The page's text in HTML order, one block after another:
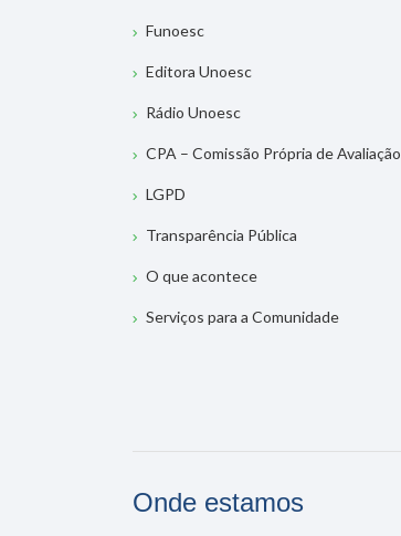
Funoesc
Editora Unoesc
Rádio Unoesc
CPA – Comissão Própria de Avaliação
LGPD
Transparência Pública
O que acontece
Serviços para a Comunidade
Onde estamos